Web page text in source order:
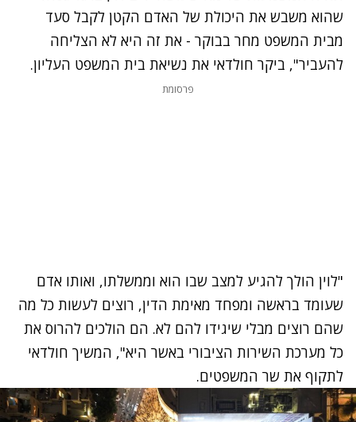
שהוא משבש את היכולת של האדם הקטן לקבל סעד
מבית המשפט מחר בבוקר - את זה היא לא הצליחה
להעביר", ביקר חולדאי את נשיאת בית המשפט העליון.
פרסומת
נסה שוב
"לוין הולך להגיע למצב שבו הוא וממשלתו, ואותו אדם
שעומד בראשה ומפחד מאימת הדין, רוצים לעשות כל מה
שהם רוצים מבלי שיגידו להם לא. הם הולכים להרוס את
כל מערכת השירות הציבורי באשר היא", המשיך חולדאי
לתקוף את שר המשפטים.